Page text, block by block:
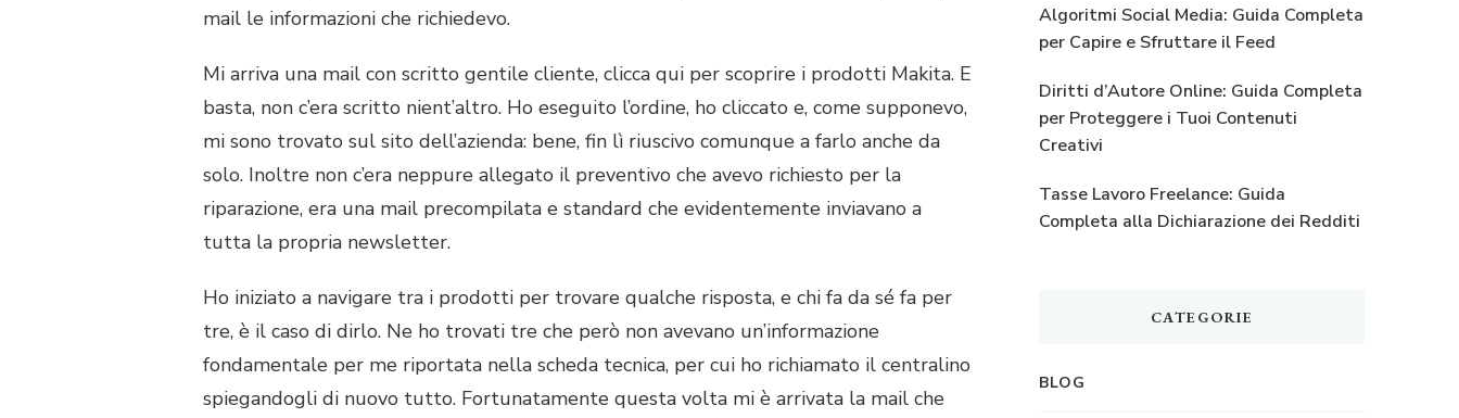
mail le informazioni che richiedevo.
Mi arriva una mail con scritto gentile cliente, clicca qui per scoprire i prodotti Makita. E
basta, non c’era scritto nient’altro. Ho eseguito l’ordine, ho cliccato e, come supponevo,
mi sono trovato sul sito dell’azienda: bene, fin lì riuscivo comunque a farlo anche da
solo. Inoltre non c’era neppure allegato il preventivo che avevo richiesto per la
riparazione, era una mail precompilata e standard che evidentemente inviavano a
tutta la propria newsletter.
Ho iniziato a navigare tra i prodotti per trovare qualche risposta, e chi fa da sé fa per
tre, è il caso di dirlo. Ne ho trovati tre che però non avevano un’informazione
fondamentale per me riportata nella scheda tecnica, per cui ho richiamato il centralino
spiegandogli di nuovo tutto. Fortunatamente questa volta mi è arrivata la mail che
Algoritmi Social Media: Guida Completa
per Capire e Sfruttare il Feed
Diritti d’Autore Online: Guida Completa
per Proteggere i Tuoi Contenuti
Creativi
Tasse Lavoro Freelance: Guida
Completa alla Dichiarazione dei Redditi
CATEGORIE
BLOG